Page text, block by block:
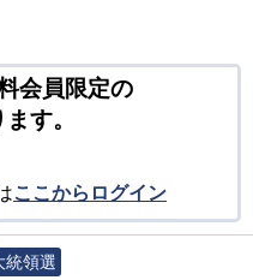
会員限定の
す。
ここからログイン
統領選